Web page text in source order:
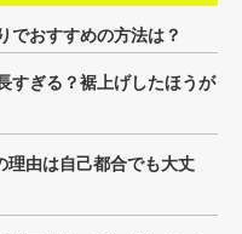
でおすすめの方法は？
すぎる？裾上げしたほうが
理由は自己都合でも大丈